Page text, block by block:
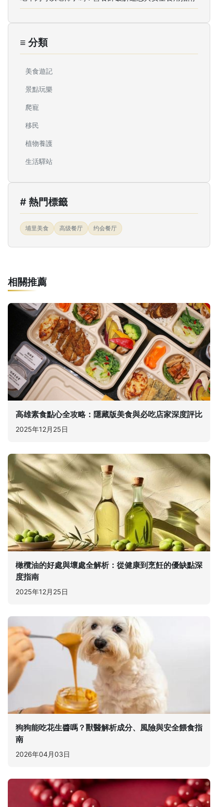
≡ 分類
美食遊記
景點玩樂
爬寵
移民
植物養護
生活驛站
# 熱門標籤
埔里美食 高级餐厅 约会餐厅
相關推薦
高雄素食點心全攻略：隱藏版美食與必吃店家深度評比
2025年12月25日
橄欖油的好處與壞處全解析：從健康到烹飪的優缺點深
度指南
2025年12月25日
狗狗能吃花生醬嗎？獸醫解析成分、風險與安全餵食指
南
2026年04月03日